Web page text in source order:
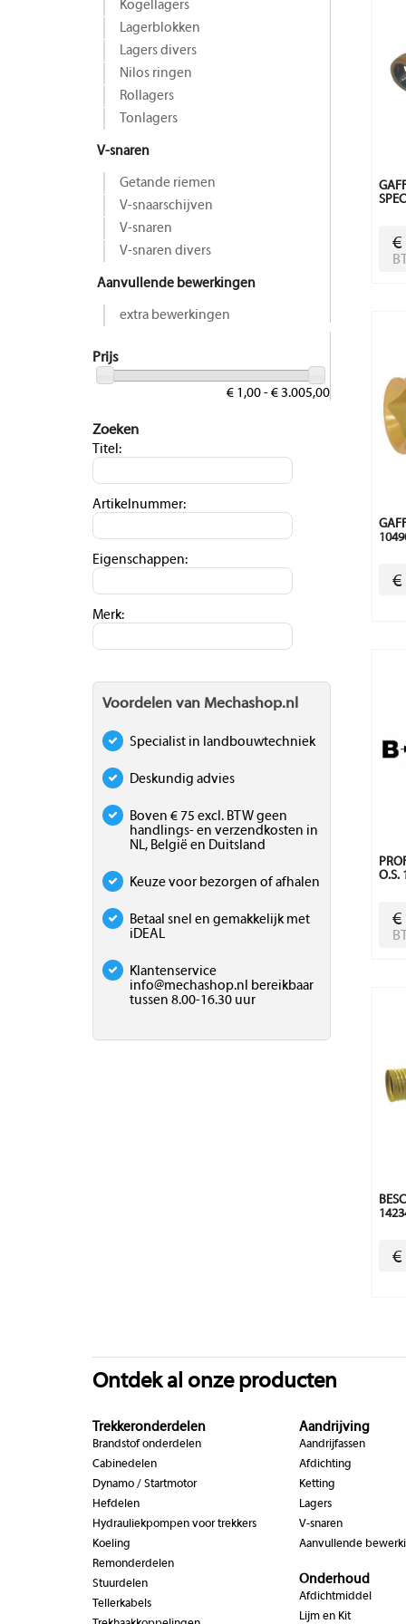
Kogellagers
Lagerblokken
Lagers divers
Nilos ringen
Rollagers
Tonlagers
V-snaren
Getande riemen
V-snaarschijven
V-snaren
V-snaren divers
Aanvullende bewerkingen
extra bewerkingen
Prijs
€ 1,00 - € 3.005,00
Zoeken
Titel:
Artikelnummer:
Eigenschappen:
Merk:
Voordelen van Mechashop.nl
Specialist in landbouwtechniek
Deskundig advies
Boven € 75 excl. BTW geen
handlings- en verzendkosten in
NL, België en Duitsland
Keuze voor bezorgen of afhalen
Betaal snel en gemakkelijk met
iDEAL
Klantenservice
info@mechashop.nl
bereikbaar
tussen 8.00-16.30 uur
€
€
O.S.
€
€
Ontdek al onze producten
Trekkeronderdelen
Brandstof onderdelen
Cabinedelen
Dynamo / Startmotor
Hefdelen
Hydrauliekpompen voor trekkers
Koeling
Remonderdelen
Stuurdelen
Tellerkabels
Aandrijving
Aandrijfassen
Afdichting
Ketting
Lagers
V-snaren
Aanvullende
Onderhoud
Afdichtmiddel
Lijm en Kit